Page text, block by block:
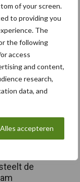
of your screen.
to providing you
The
the following
access
and content,
research,
data, and
Alles accepteren
Calis:
balen
de